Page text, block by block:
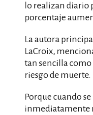
lo realizan diario
porcentaje
La autora
LaCroix,
tan sencilla como
riesgo de muerte.
Porque cuando
inmediatamente